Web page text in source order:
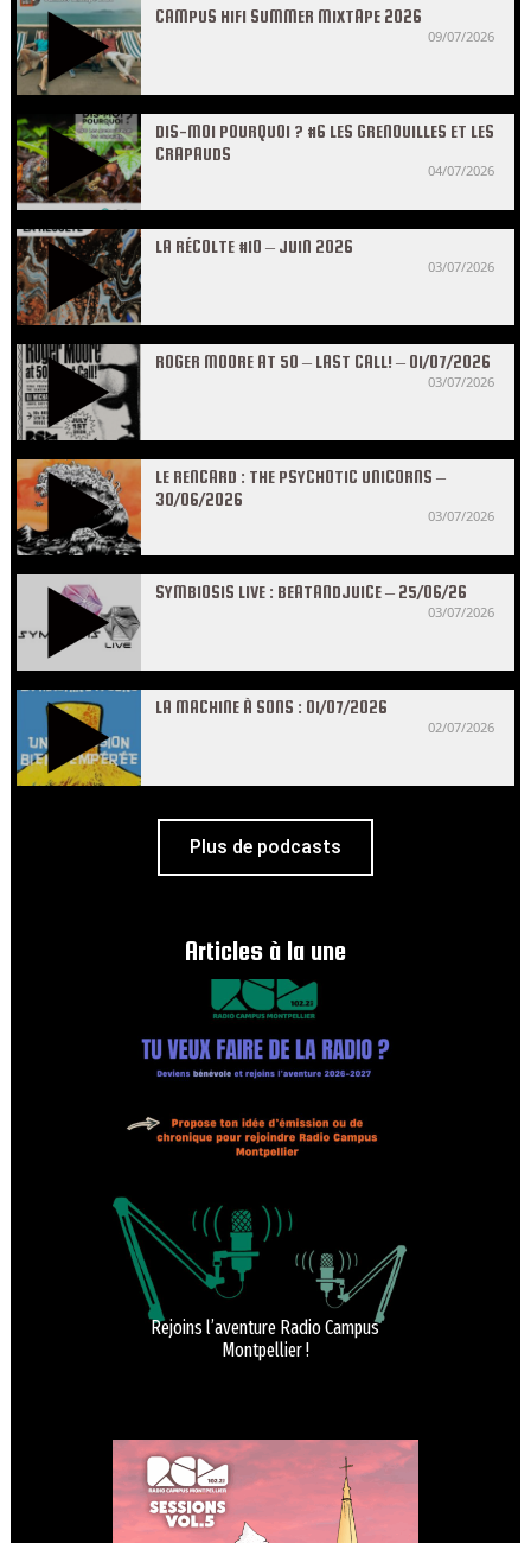
CAMPUS HIFI SUMMER MIXTAPE 2026
09/07/2026
DIS-MOI POURQUOI ? #6 LES GRENOUILLES ET LES
CRAPAUDS
04/07/2026
LA RÉCOLTE #10 – JUIN 2026
03/07/2026
ROGER MOORE AT 50 – LAST CALL! – 01/07/2026
03/07/2026
LE RENCARD : THE PSYCHOTIC UNICORNS –
30/06/2026
03/07/2026
SYMBIOSIS LIVE : BEATANDJUICE – 25/06/26
03/07/2026
LA MACHINE À SONS : 01/07/2026
02/07/2026
Plus de podcasts
Articles à la une
Rejoins l’aventure Radio Campus
Montpellier !